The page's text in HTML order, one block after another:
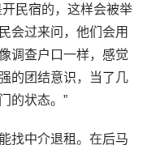
民宿的，这样会被举
会过来问，他们会用
调查户口一样，感觉
的团结意识，当了几
的状态。”
找中介退租。在后马